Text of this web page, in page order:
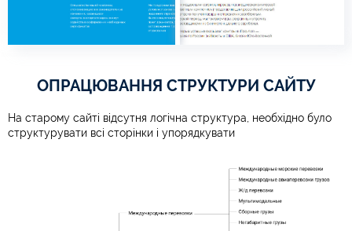
ОПРАЦЮВАННЯ СТРУКТУРИ САЙТУ
На старому сайті відсутня логічна структура, необхідно було
структурувати всі сторінки і упорядкувати